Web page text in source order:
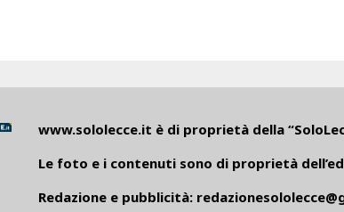
www.sololecce.it è di proprietà della
Le foto e i contenuti sono di proprietà
Redazione e pubblicità: